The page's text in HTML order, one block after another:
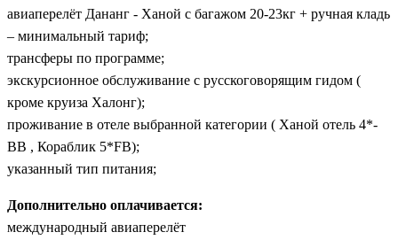
авиаперелёт Дананг - Ханой с багажом 20-23кг + ручная кладь
– минимальный тариф;
трансферы по программе;
экскурсионное обслуживание с русскоговорящим гидом (
кроме круиза Халонг);
проживание в отеле выбранной категории ( Ханой отель 4*-
BB , Кораблик 5*FB);
указанный тип питания;
Дополнительно оплачивается:
международный авиаперелёт